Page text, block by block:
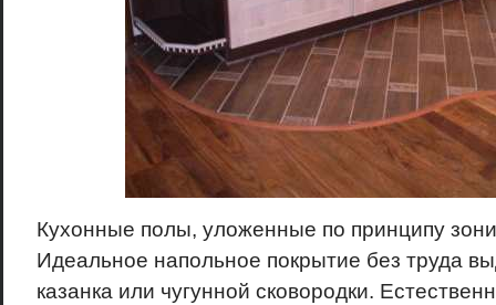
Кухонные полы, уложенные по принципу
Идеальное напольное покрытие без труда
казанка или чугунной сковородки.